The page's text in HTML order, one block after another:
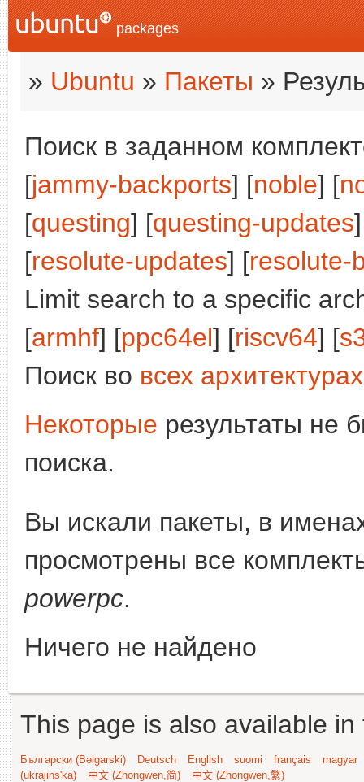
packages
» Ubuntu » Пакеты »
Поиск в заданном
[jammy-backports] [noble] [
[questing] [questing-updates
[resolute-updates] [resolute-
Limit search to a specific
[armhf] [ppc64el] [riscv64] [
Поиск во всех архитектурах
Некоторые результаты не
поиска.
Вы искали пакеты, в
просмотрены все
powerpc.
Ничего не найдено
This page is also available
Български (Bəlgarski) Deutsch English suomi français
magyar
(ukrajins'ka)
中文 (Zhongwen,简) 中文 (Zhongwen,繁)